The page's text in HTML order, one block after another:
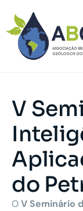
V
do
OV Seminário